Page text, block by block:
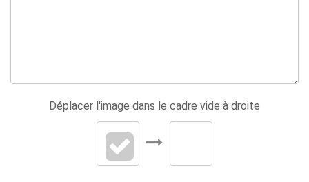
Déplacer l'image dans le cadre vide à droite